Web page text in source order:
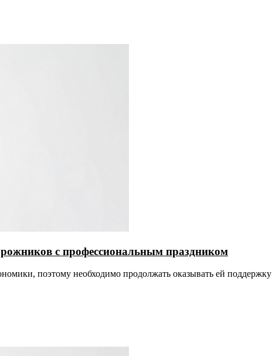
с профессиональным праздником
поэтому необходимо продолжать оказывать ей поддержку